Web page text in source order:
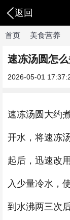
返回
首页 美食营养
速冻汤圆怎
2026-05-01
速冻汤圆大约
开水，将速冻
起后，迅速改
入少量冷水，
到水沸两三次